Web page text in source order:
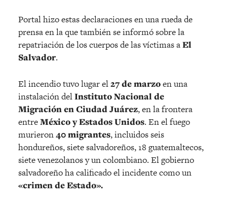
Portal hizo estas declaraciones en una rueda de
prensa en la que también se informó sobre la
repatriación de los cuerpos de las víctimas aEl
Salvador.
El incendio tuvo lugar el27 de marzoen una
instalación delInstituto Nacional de
Migración en Ciudad Juárez, en la frontera
entreMéxico y Estados Unidos. En el fuego
murieron40 migrantes, incluidos seis
hondureños, siete salvadoreños, 18 guatemaltecos,
siete venezolanos y un colombiano. El gobierno
salvadoreño ha calificado el incidente como un
«crimen de Estado».